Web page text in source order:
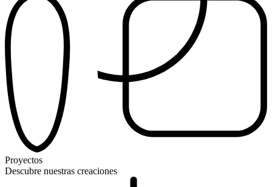
Proyectos
Descubre nuestras creaciones